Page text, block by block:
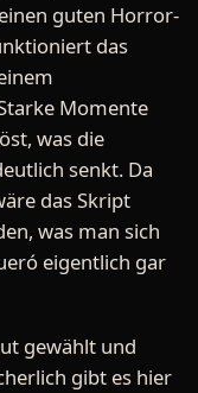
guten Horror-
das
Momente
was die
senkt. Da
das Skript
was man sich
eigentlich gar
gewählt und
gibt es hier